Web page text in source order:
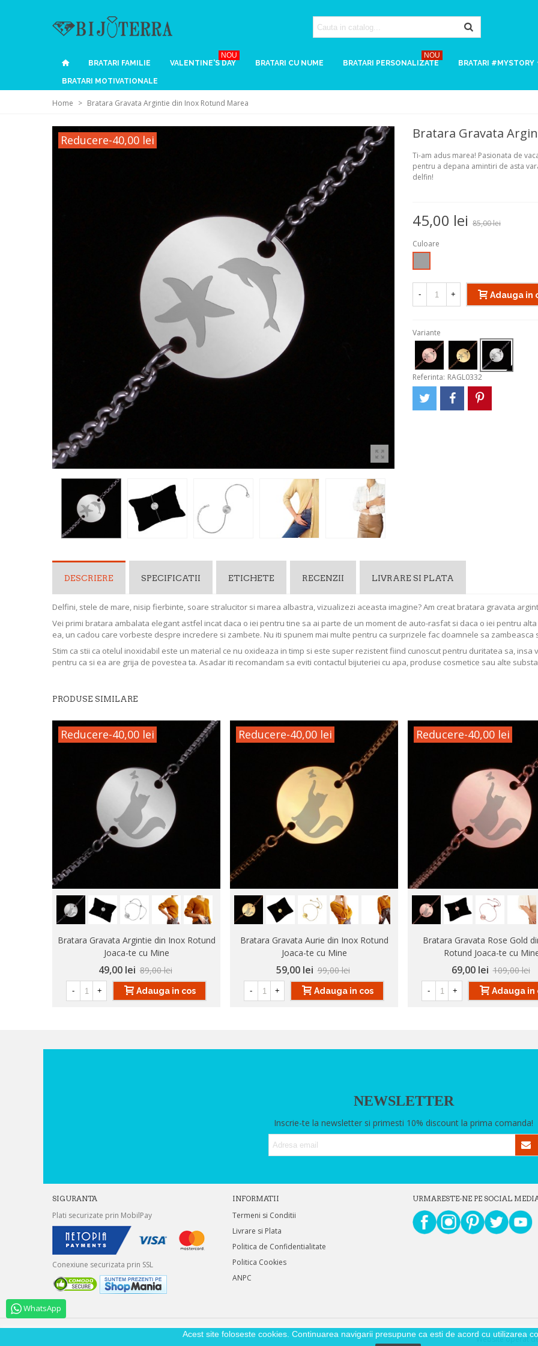
WhatsApp
BRATARI FAMILIE VALENTINE'S DAY
NOU
BRATARI CU NUME
BRATARI PERSONALIZATE
NOU
BRATARI #MYSTORY
BRATARI MOTIVATIONALE
Home > Bratara Gravata Argintie din Inox Rotund Marea
Reducere-40,00 lei Bratara Gravata
Ti-am adus marea! Pasionata de
pentru a depana amintiri de asta
delfin!
45,00 lei 85,00 lei
Culoare
- + Adauga in
Variante
Referinta: RAGL0332
DESCRIERE SPECIFICATII ETICHETE RECENZII LIVRARE SI PLATA
Delfini, stele de mare, nisip fierbinte, soare stralucitor si marea albastra, vizualizezi aceasta imagine? Am creat bratara gravata
Vei primi bratara ambalata elegant astfel incat daca o iei pentru tine sa ai parte de un moment de auto-rasfat si daca o iei pentru
ea, un cadou care vorbeste despre incredere si zambete. Nu iti spunem mai multe pentru ca surprizele fac doamnele sa zambeasca
Stim ca stii ca otelul inoxidabil este un material ce nu oxideaza in timp si este super rezistent fiind cunoscut pentru duritatea sa,
pentru ca si ea are grija de povestea ta. Asadar iti recomandam sa eviti contactul bijuteriei cu apa, produse cosmetice sau alte
PRODUSE SIMILARE
Reducere-40,00 lei
Bratara Gravata Argintie din Inox Rotund
Joaca-te cu Mine
49,00 lei 89,00 lei
- + Adauga in cos
Reducere-40,00 lei
Bratara Gravata Aurie din Inox Rotund
Joaca-te cu Mine
59,00 lei 99,00 lei
- + Adauga in cos
Reducere-40,00 lei
Bratara Gravata Rose Gold
Rotund Joaca-te cu
69,00 lei 109,00 lei
- + Adauga in
NEWSLETTER
Inscrie-te la newsletter si primesti 10% discount la prima comanda!
SIGURANTA
Plati securizate prin MobilPay
Conexiune securizata prin SSL
INFORMATII
Termeni si Conditii
Livrare si Plata
Politica de Confidentialitate
Politica Cookies
ANPC
URMARESTE-NE PE SOCIAL
Acest site foloseste cookies. Continuarea navigarii presupune ca esti de acord cu utilizarea
Website operat